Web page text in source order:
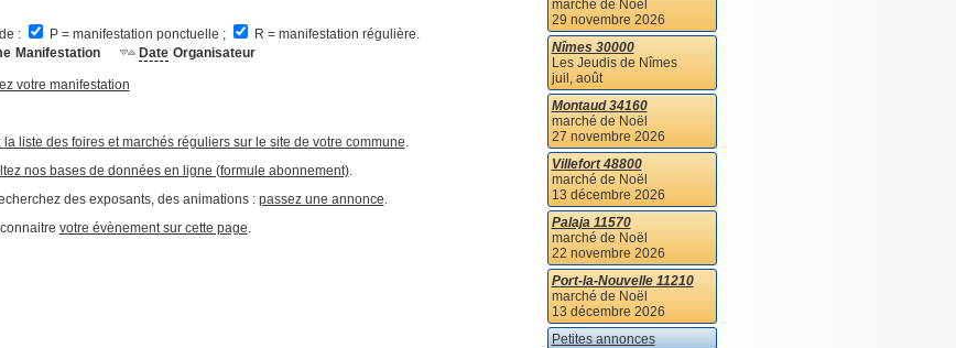
: P = manifestation ponctuelle ;
R = manifestation régulière.
Manifestation Date Organisateur
votre manifestation
la liste des foires et marchés réguliers sur le site de votre commune.
nos bases de données en ligne (formule abonnement).
des exposants, des animations : passez une annonce.
votre évènement sur cette page.
marché de Noël
29 novembre 2026
Nîmes 30000
Les Jeudis de Nîmes
juil, août
Montaud 34160
marché de Noël
27 novembre 2026
Villefort 48800
marché de Noël
13 décembre 2026
Palaja 11570
marché de Noël
22 novembre 2026
Port-la-Nouvelle 11210
marché de Noël
13 décembre 2026
Petites annonces